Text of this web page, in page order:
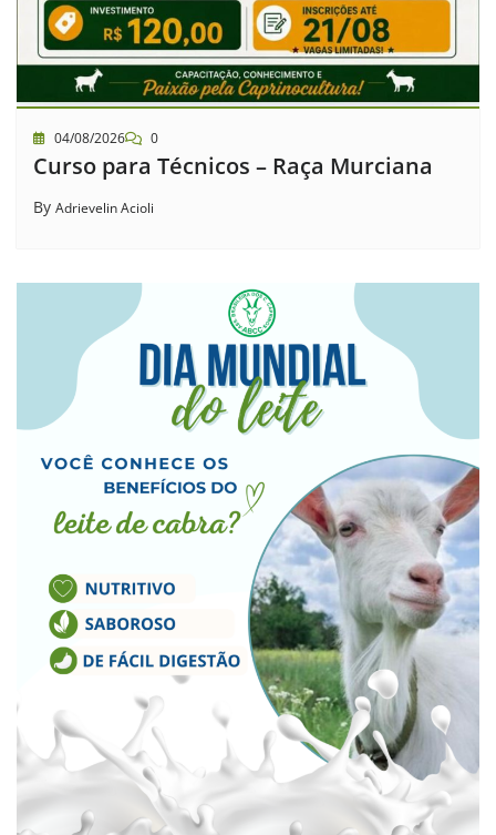
04/08/2026 0
Curso para Técnicos – Raça Murciana
By Adrievelin Acioli